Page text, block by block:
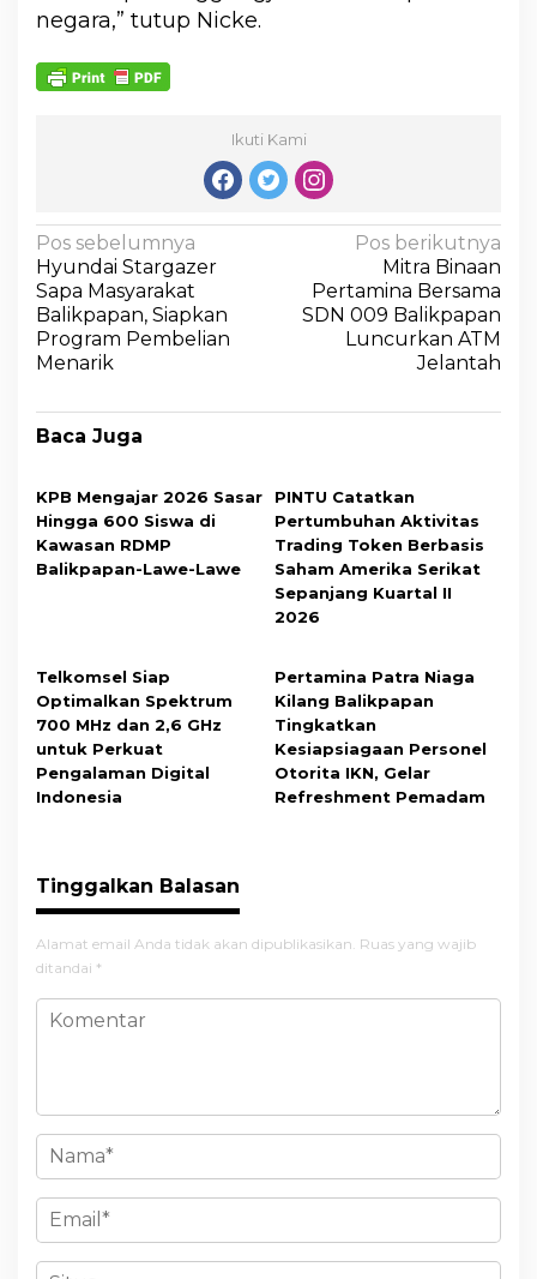
negara,” tutup Nicke.
Ikuti Kami
Pos sebelumnya
Hyundai Stargazer
Sapa Masyarakat
Balikpapan, Siapkan
Program Pembelian
Menarik
Pos berikutnya
Mitra Binaan
Pertamina Bersama
SDN 009 Balikpapan
Luncurkan ATM
Jelantah
Baca Juga
KPB Mengajar 2026 Sasar
Hingga 600 Siswa di
Kawasan RDMP
Balikpapan-Lawe-Lawe
PINTU Catatkan
Pertumbuhan Aktivitas
Trading Token Berbasis
Saham Amerika Serikat
Sepanjang Kuartal II
2026
Telkomsel Siap
Optimalkan Spektrum
700 MHz dan 2,6 GHz
untuk Perkuat
Pengalaman Digital
Indonesia
Pertamina Patra Niaga
Kilang Balikpapan
Tingkatkan
Kesiapsiagaan Personel
Otorita IKN, Gelar
Refreshment Pemadam
Tinggalkan Balasan
Alamat email Anda tidak akan dipublikasikan. Ruas yang wajib
ditandai *